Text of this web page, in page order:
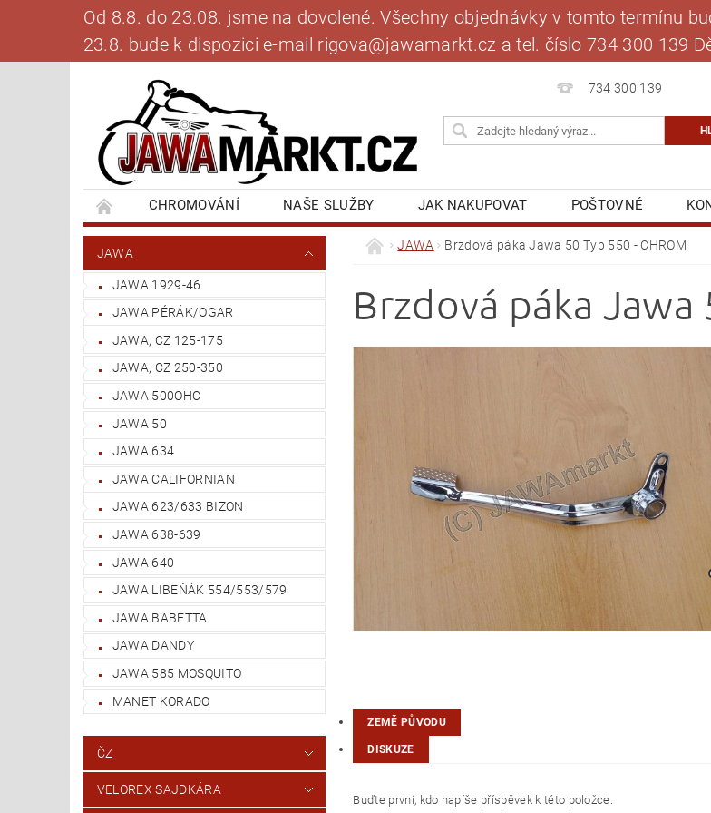
Od 8.8. do 23.08. jsme na dovolené. Všechny objednávky v tomto termínu
23.8. bude k dispozici e-mail rigova@jawamarkt.cz a tel. číslo 734 300 139
734 300 139
CHROMOVÁNÍ NAŠE SLUŽBY JAK NAKUPOVAT POŠTOVNÉ
BANKOVNÍ SPOJENÍ
NAPIŠTE NÁM BLOG MOJE OBJEDNÁVKA
JAWA
JAWA 1929-46
JAWA PÉRÁK/OGAR
JAWA, CZ 125-175
JAWA, CZ 250-350
JAWA 500OHC
JAWA 50
JAWA 634
JAWA CALIFORNIAN
JAWA 623/633 BIZON
JAWA 638-639
JAWA 640
JAWA LIBEŇÁK 554/553/579
JAWA BABETTA
JAWA DANDY
JAWA 585 MOSQUITO
MANET KORADO
ČZ
VELOREX SAJDKÁRA
JAWA Brzdová páka Jawa 50 Typ 550 - CHROM
Brzdová páka Jawa
ZEMĚ PŮVODU
DISKUZE
Buďte první, kdo napíše příspěvek k této položce.